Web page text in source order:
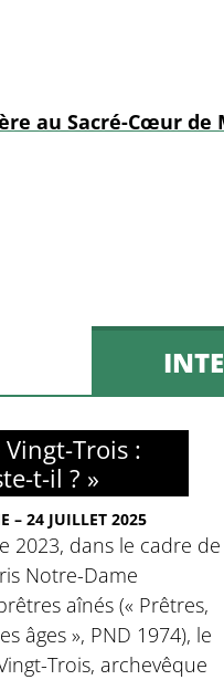
au Sacré-Cœur de
Trois :
t-il ? »
– 24 JUILLET 2025
2023, dans le cadre de
Notre-Dame
aînés (« Prêtres,
âges », PND 1974), le
Trois, archevêque